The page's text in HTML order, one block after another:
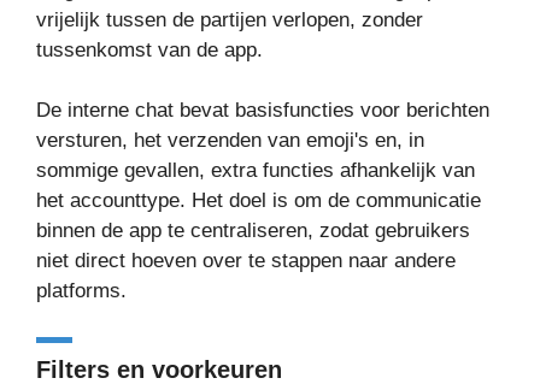
vrijelijk tussen de partijen verlopen, zonder
tussenkomst van de app.
De interne chat bevat basisfuncties voor berichten
versturen, het verzenden van emoji's en, in
sommige gevallen, extra functies afhankelijk van
het accounttype. Het doel is om de communicatie
binnen de app te centraliseren, zodat gebruikers
niet direct hoeven over te stappen naar andere
platforms.
Filters en voorkeuren